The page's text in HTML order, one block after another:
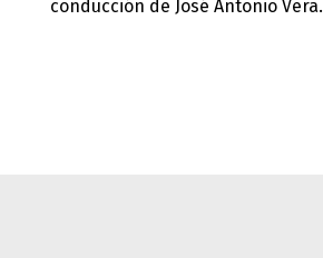
conducción de José Antonio Vera.